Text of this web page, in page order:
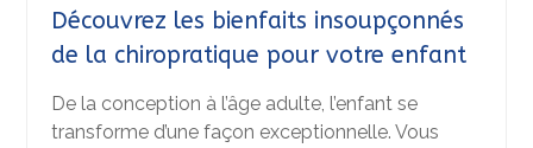
Découvrez les bienfaits insoupçonnés
de la chiropratique pour votre enfant
De la conception à l’âge adulte, l’enfant se
transforme d’une façon exceptionnelle. Vous